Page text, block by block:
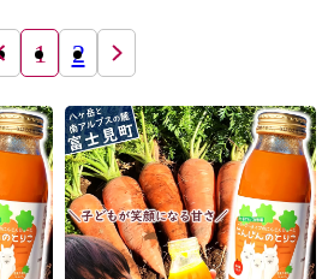
1 2